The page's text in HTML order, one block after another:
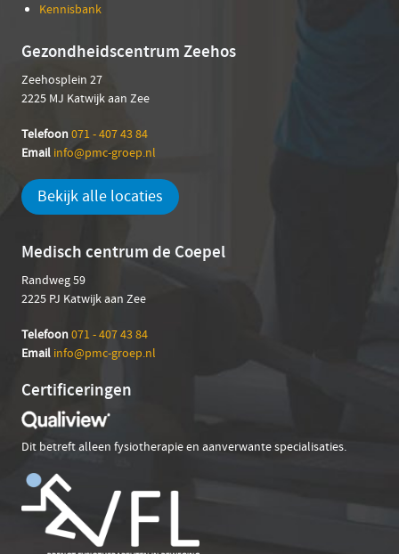
Kennisbank
Gezondheidscentrum Zeehos
Zeehosplein 27
2225 MJ Katwijk aan Zee
Telefoon071 - 407 43 84
Email info@pmc-groep.nl
Bekijk alle locaties
Medisch centrum de Coepel
Randweg 59
2225 PJ Katwijk aan Zee
Telefoon071 - 407 43 84
Email info@pmc-groep.nl
Certificeringen
Dit betreft alleen fysiotherapie en aanverwante specialisaties.